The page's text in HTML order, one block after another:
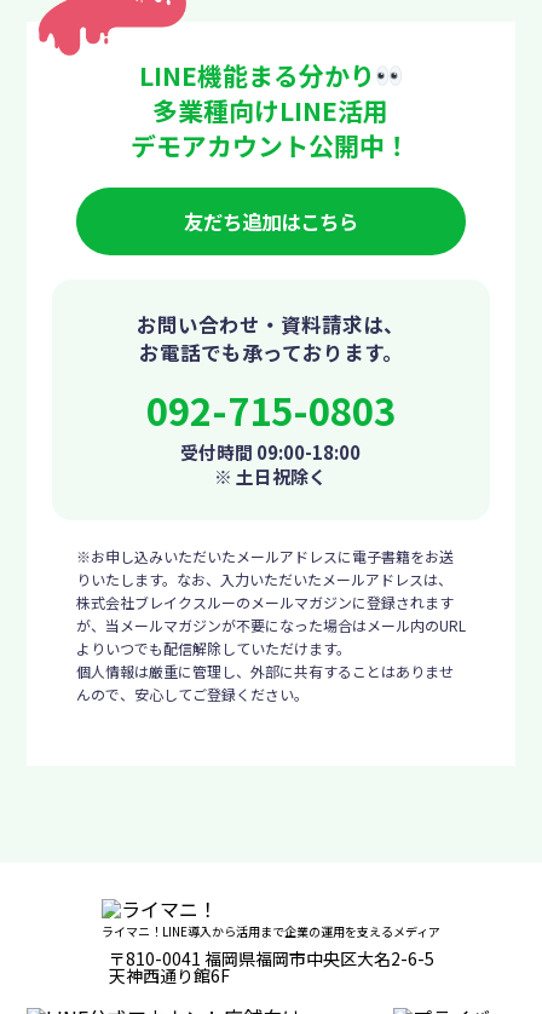
LINE機能まる分かり
多業種向けLINE活用
デモアカウント公開中！
友だち追加はこちら
お問い合わせ・資料請求は、
お電話でも承っております。
092-715-0803
受付時間 09:00-18:00
※ 土日祝除く
※お申し込みいただいたメールアドレスに電子書籍をお送
りいたします。なお、入力いただいたメールアドレスは、
株式会社ブレイクスルーのメールマガジンに登録されます
が、当メールマガジンが不要になった場合はメール内のURL
よりいつでも配信解除していただけます。
個人情報は厳重に管理し、外部に共有することはありませ
んので、安心してご登録ください。
ライマニ！LINE導入から活用まで企業の運用を支えるメディア
〒810-0041 福岡県福岡市中央区大名2-6-5
天神西通り館6F